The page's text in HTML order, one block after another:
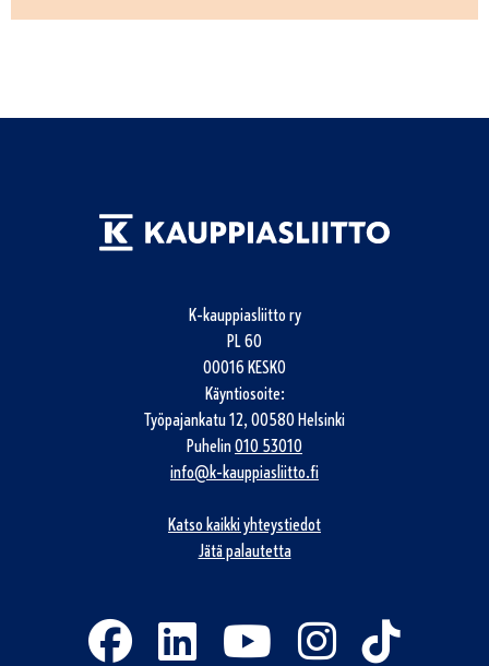
K-kauppiasliitto ry
PL 60
00016 KESKO
Käyntiosoite:
Työpajankatu 12, 00580 Helsinki
Puhelin010 53010
info@k-kauppiasliitto.fi
Katso kaikki yhteystiedot
Jätä palautetta